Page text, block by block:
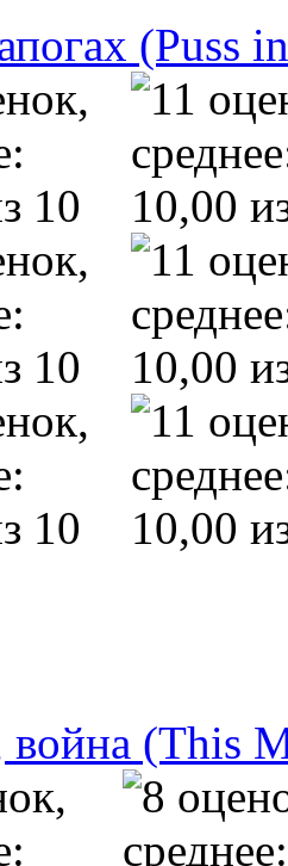
(Puss
война (This